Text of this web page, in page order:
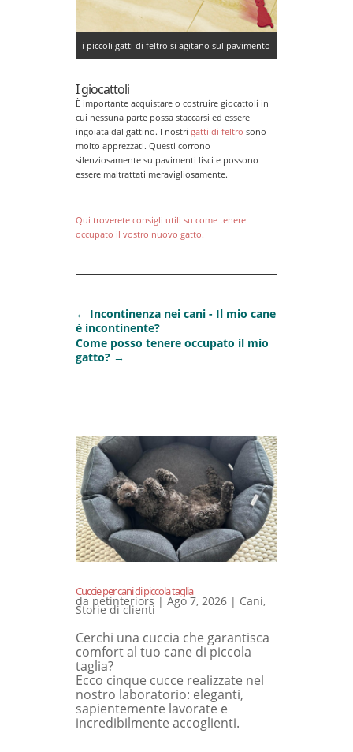
i piccoli gatti di feltro si agitano sul pavimento
I giocattoli
È importante acquistare o costruire giocattoli in
cui nessuna parte possa staccarsi ed essere
ingoiata dal gattino. I nostrigatti di feltro sono
molto apprezzati. Questi corrono
silenziosamente su pavimenti lisci e possono
essere maltrattati meravigliosamente.
Qui troverete consigli utili su come tenere
occupato il vostro nuovo gatto.
← Incontinenza nei cani - Il mio cane
è incontinente?
Come posso tenere occupato il mio
gatto? →
Cuccie per cani di piccola taglia
da petinteriors |Ago 7, 2026 | Cani,
Storie di clienti
Cerchi una cuccia che garantisca
comfort al tuo cane di piccola
taglia?
Ecco cinque cucce realizzate nel
nostro laboratorio: eleganti,
sapientemente lavorate e
incredibilmente accoglienti.